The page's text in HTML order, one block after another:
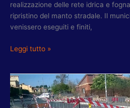
realizzazione delle rete idrica e
ripristino del manto stradale. Il
venissero eseguiti e finiti,
Leggi tutto »
CAVINI-
MELE-
ROLLO: